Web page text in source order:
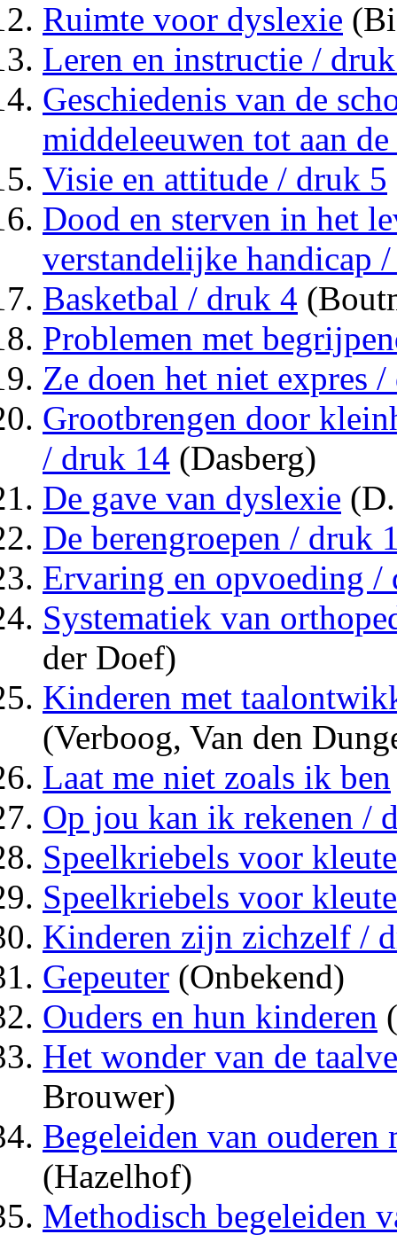
Ruimte voor dyslexie
Leren en instructie /
Geschiedenis van de
middeleeuwen tot aan
Visie en attitude / druk 5
Dood en sterven in het
verstandelijke handicap
Basketbal / druk 4
Problemen met
Ze doen het niet expres
Grootbrengen door
/ druk 14 (Dasberg)
De gave van dyslexie
De berengroepen / druk
Ervaring en opvoeding /
Systematiek van
der Doef)
Kinderen met
(Verboog, Van den
Laat me niet zoals ik ben
Op jou kan ik rekenen /
Speelkriebels voor
Speelkriebels voor
Kinderen zijn zichzelf /
Gepeuter (Onbekend)
Ouders en hun kinderen
Het wonder van de
Brouwer)
Begeleiden van
(Hazelhof)
Methodisch begeleiden